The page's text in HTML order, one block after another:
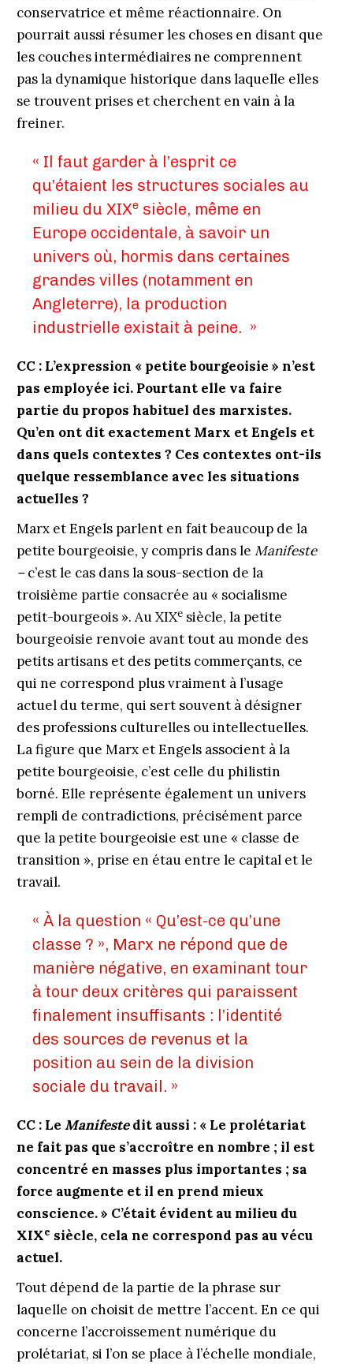
conservatrice et même réactionnaire. On
pourrait aussi résumer les choses en disant que
les couches intermédiaires ne comprennent
pas la dynamique historique dans laquelle elles
se trouvent prises et cherchent en vain à la
freiner.
« Il faut garder à l’esprit ce
qu’étaient les structures sociales au
milieu du XIXe siècle, même en
Europe occidentale, à savoir un
univers où, hormis dans certaines
grandes villes (notamment en
Angleterre), la production
industrielle existait à peine. »
CC : L’expression « petite bourgeoisie » n’est
pas employée ici. Pourtant elle va faire
partie du propos habituel des marxistes.
Qu’en ont dit exactement Marx et Engels et
dans quels contextes ? Ces contextes ont-ils
quelque ressemblance avec les situations
actuelles ?
Marx et Engels parlent en fait beaucoup de la
petite bourgeoisie, y compris dans le Manifeste
–c’est le cas dans la sous-section de la
troisième partie consacrée au « socialisme
petit-bourgeois ». Au XIXesiècle, la petite
bourgeoisie renvoie avant tout au monde des
petits artisans et des petits commerçants, ce
qui ne correspond plus vraiment à l’usage
actuel du terme, qui sert souvent à désigner
des professions culturelles ou intellectuelles.
La figure que Marx et Engels associent à la
petite bourgeoisie, c’est celle du philistin
borné. Elle représente également un univers
rempli de contradictions, précisément parce
que la petite bourgeoisie est une « classe de
transition », prise en étau entre le capital et le
travail.
« À la question « Qu’est-ce qu’une
classe ? », Marx ne répond que de
manière négative, en examinant tour
à tour deux critères qui paraissent
finalement insuffisants : l’identité
des sources de revenus et la
position au sein de la division
sociale du travail. »
CC : Le Manifestedit aussi : « Le prolétariat
ne fait pas que s’accroître en nombre ; il est
concentré en masses plus importantes ; sa
force augmente et il en prend mieux
conscience. » C’était évident au milieu du
XIXe siècle, cela ne correspond pas au vécu
actuel.
Tout dépend de la partie de la phrase sur
laquelle on choisit de mettre l’accent. En ce qui
concerne l’accroissement numérique du
prolétariat, si l’on se place à l’échelle mondiale,